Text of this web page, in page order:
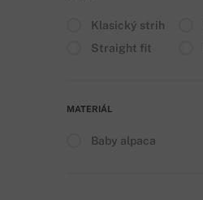
Klasický strih
Straight fit
MATERIÁL
Baby alpaca